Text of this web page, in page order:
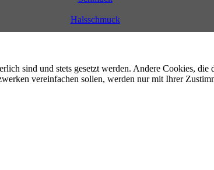
Halsschmuck
sind und stets gesetzt werden. Andere Cookies,
vereinfachen sollen, werden nur mit Ihrer